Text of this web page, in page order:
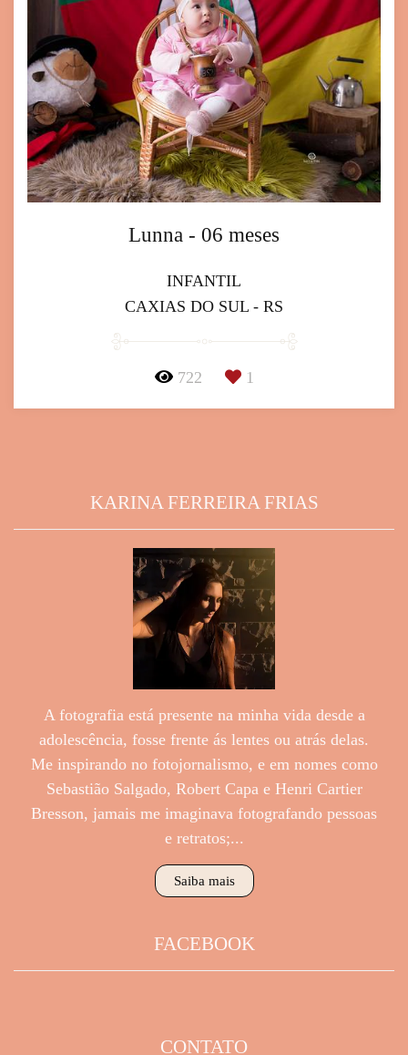
Lunna - 06 meses
INFANTIL
CAXIAS DO SUL - RS
722 1
KARINA FERREIRA FRIAS
A fotografia está presente na minha vida desde a
adolescência, fosse frente ás lentes ou atrás delas.
Me inspirando no fotojornalismo, e em nomes como
Sebastião Salgado, Robert Capa e Henri Cartier
Bresson, jamais me imaginava fotografando pessoas
e retratos;...
Saiba mais
FACEBOOK
CONTATO